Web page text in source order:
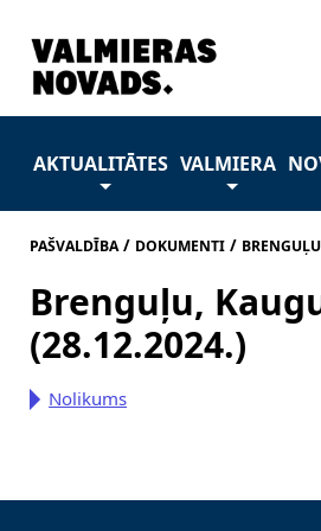
AKTUALITĀTES VALMIERA
PAŠVALDĪBA/ DOKUMENTI/
Brenguļu,
(28.12.2024.)
Nolikums